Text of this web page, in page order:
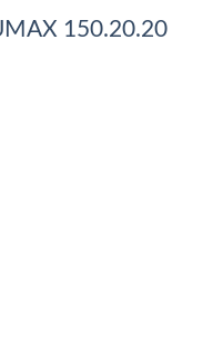
150.20.20